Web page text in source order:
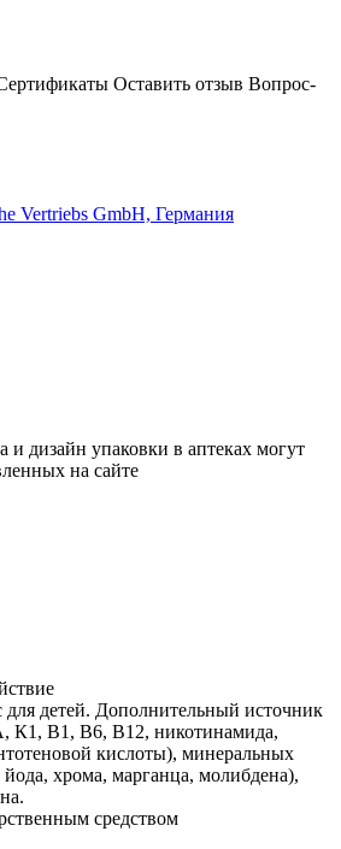
Оставить отзыв Вопрос-
Vertriebs GmbH, Германия
дизайн упаковки в аптеках могут
на сайте
детей. Дополнительный источник
К1, В1, В6, В12, никотинамида,
кислоты), минеральных
хрома, марганца, молибдена),
средством